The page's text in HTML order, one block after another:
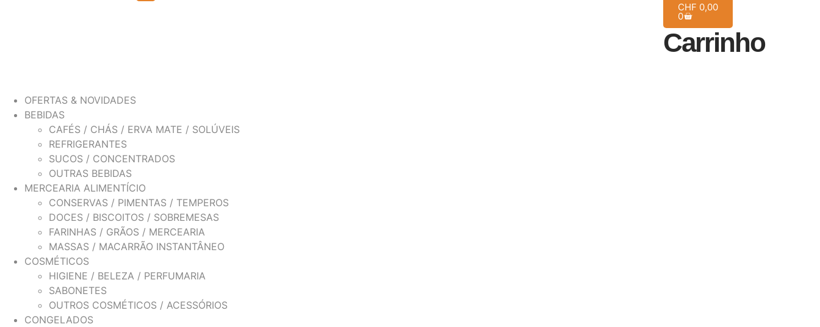
CHF 0,00
0
Carrinho
OFERTAS & NOVIDADES
BEBIDAS
CAFÉS / CHÁS / ERVA MATE / SOLÚVEIS
REFRIGERANTES
SUCOS / CONCENTRADOS
OUTRAS BEBIDAS
MERCEARIA ALIMENTÍCIO
CONSERVAS / PIMENTAS / TEMPEROS
DOCES / BISCOITOS / SOBREMESAS
FARINHAS / GRÃOS / MERCEARIA
MASSAS / MACARRÃO INSTANTÂNEO
COSMÉTICOS
HIGIENE / BELEZA / PERFUMARIA
SABONETES
OUTROS COSMÉTICOS / ACESSÓRIOS
CONGELADOS